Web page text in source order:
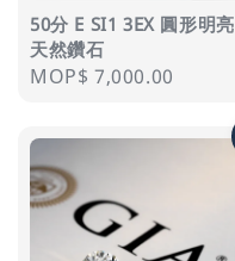
50分 E SI1 3EX 圓形明亮
天然鑽石
Regular
MOP$ 7,000.00